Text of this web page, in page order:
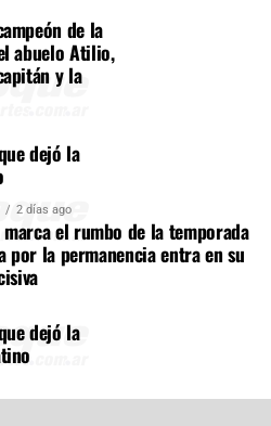
de la
abuelo Atilio,
y la
dejó la
2 días ago
marca el rumbo de la temporada
por la permanencia entra en su
dejó la